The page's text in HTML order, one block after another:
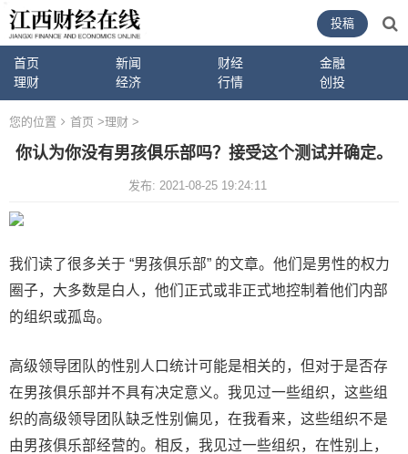
首页 新闻 财经
金融
理财
经济 行情 创投
投稿
您的位置 首页 >理财 >
你认为你没有男孩俱乐部吗？接受这个测试并确定。
发布: 2021-08-25 19:24:11
我们读了很多关于 “男孩俱乐部” 的文章。他们是男性的权力
圈子，大多数是白人，他们正式或非正式地控制着他们内部
的组织或孤岛。
高级领导团队的性别人口统计可能是相关的，但对于是否存
在男孩俱乐部并不具有决定意义。我见过一些组织，这些组
织的高级领导团队缺乏性别偏见，在我看来，这些组织不是
由男孩俱乐部经营的。相反，我见过一些组织，在性别上，